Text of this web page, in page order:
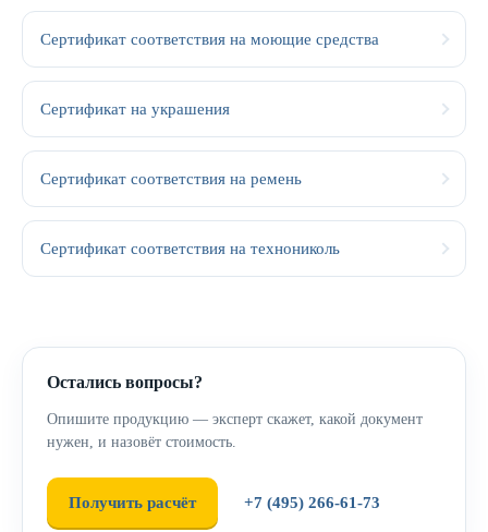
Сертификат соответствия на моющие средства
Сертификат на украшения
Сертификат соответствия на ремень
Сертификат соответствия на технониколь
Остались вопросы?
Опишите продукцию — эксперт скажет, какой документ
нужен, и назовёт стоимость.
Получить расчёт +7 (495) 266-61-73